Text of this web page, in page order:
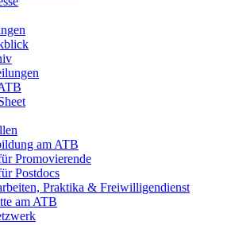
am ATB
Promovierende
Postdocs
Praktika & Freiwilligendienst
am ATB